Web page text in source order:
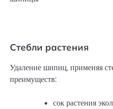
Стебли растения
Удаление шипиц, применяя
преимуществ:
сок растения